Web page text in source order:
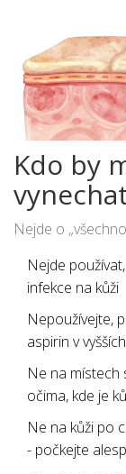
Kdo by
Nejde o
Nejde
infekce na kůži
Nepoužívejte,
aspirin v
Ne na místech
očima, kde je
Ne na kůži po
- počkejte